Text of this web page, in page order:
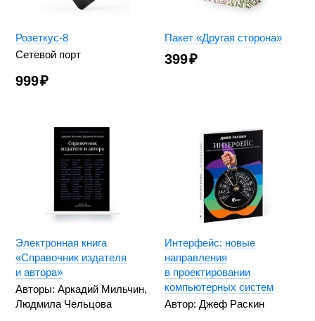
Розеткус-8
Сетевой порт
999₽
Пакет «Другая сторона»
399₽
Электронная книга
«Справочник издателя
и автора»
Авторы: Аркадий Мильчин,
Людмила Чельцова
Интерфейс: новые
направления
в проектировании
компьютерных систем
Автор: Джеф Раскин